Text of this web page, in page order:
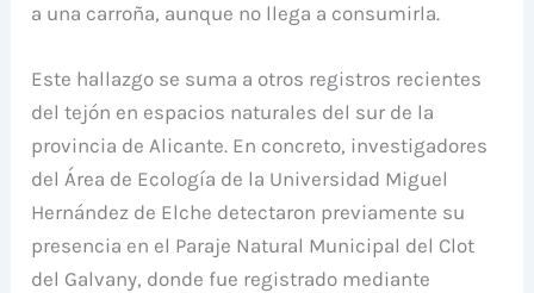
a una carroña, aunque no llega a consumirla.
Este hallazgo se suma a otros registros recientes
del tejón en espacios naturales del sur de la
provincia de Alicante. En concreto, investigadores
del Área de Ecología de la Universidad Miguel
Hernández de Elche detectaron previamente su
presencia en el Paraje Natural Municipal del Clot
del Galvany, donde fue registrado mediante